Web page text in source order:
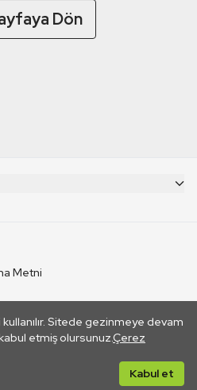
Dön
Sitede gezinmeye devam
etmiş olursunuz.Çerez
Kabul et
Metni
Bağlantı yoluyla gidilen dış